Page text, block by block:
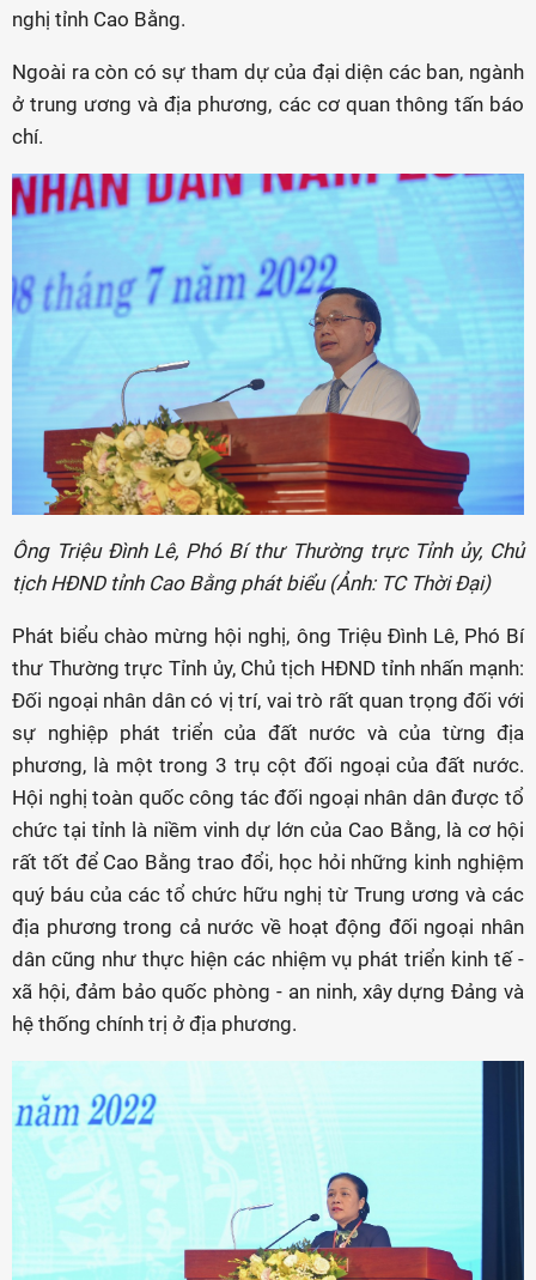
nghị tỉnh Cao Bằng.
Ngoài ra còn có sự tham dự của đại diện các ban, ngành
ở trung ương và địa phương, các cơ quan thông tấn báo
chí.
Ông Triệu Đình Lê, Phó Bí thư Thường trực Tỉnh ủy, Chủ
tịch HĐND tỉnh Cao Bằng phát biểu (Ảnh: TC Thời Đại)
Phát biểu chào mừng hội nghị, ông Triệu Đình Lê, Phó Bí
thư Thường trực Tỉnh ủy, Chủ tịch HĐND tỉnh nhấn mạnh:
Đối ngoại nhân dân có vị trí, vai trò rất quan trọng đối với
sự nghiệp phát triển của đất nước và của từng địa
phương, là một trong 3 trụ cột đối ngoại của đất nước.
Hội nghị toàn quốc công tác đối ngoại nhân dân được tổ
chức tại tỉnh là niềm vinh dự lớn của Cao Bằng, là cơ hội
rất tốt để Cao Bằng trao đổi, học hỏi những kinh nghiệm
quý báu của các tổ chức hữu nghị từ Trung ương và các
địa phương trong cả nước về hoạt động đối ngoại nhân
dân cũng như thực hiện các nhiệm vụ phát triển kinh tế -
xã hội, đảm bảo quốc phòng - an ninh, xây dựng Đảng và
hệ thống chính trị ở địa phương.